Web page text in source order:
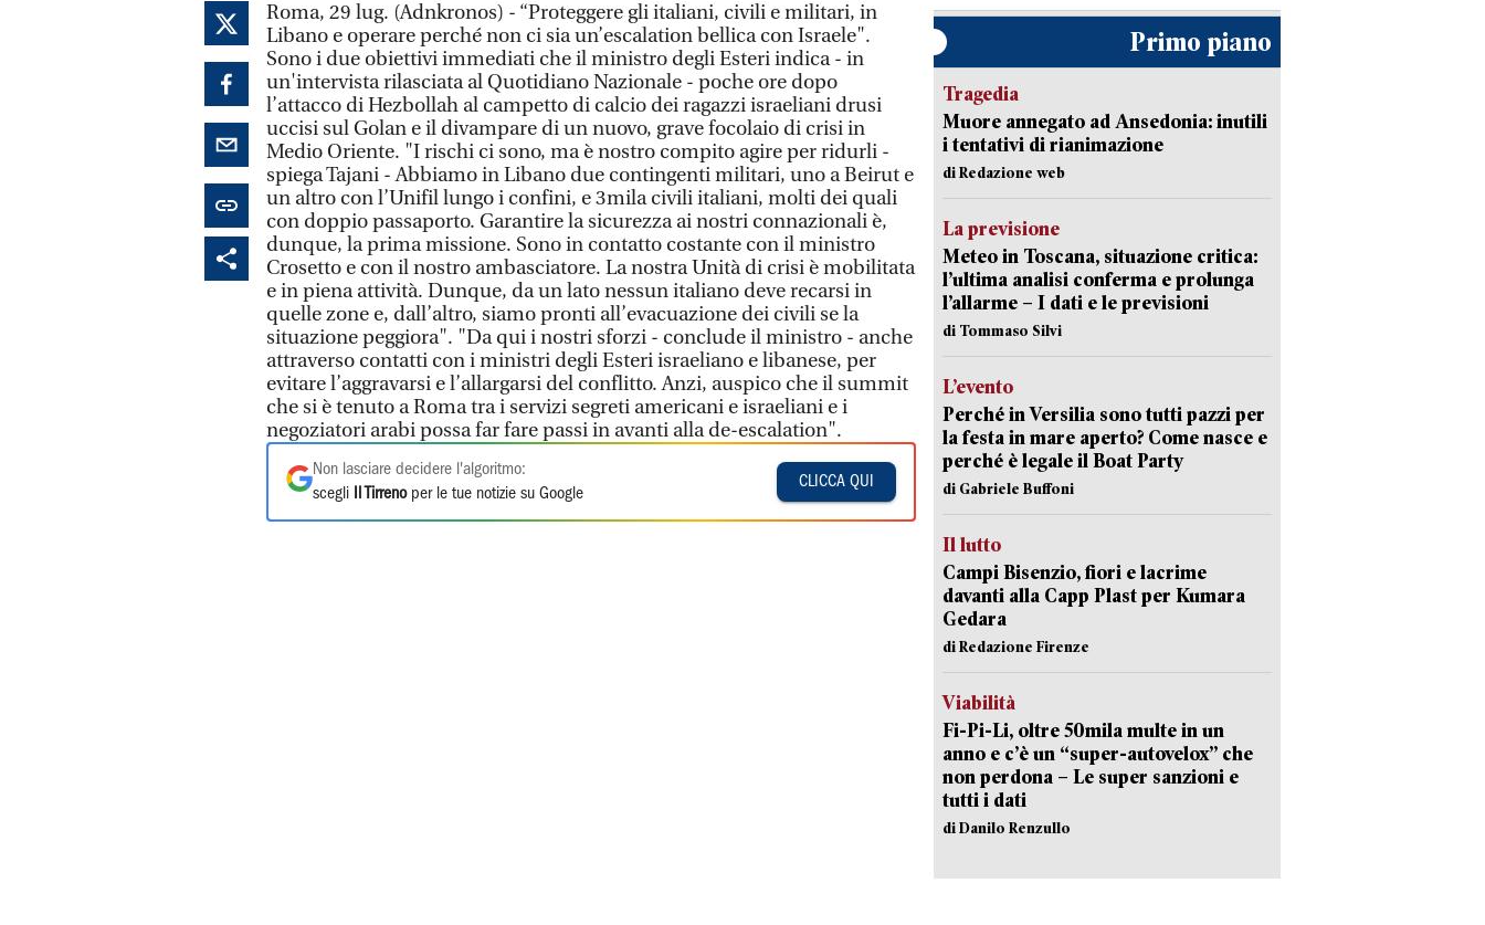
Roma, 29 lug. (Adnkronos) - “Proteggere gli italiani, civili e militari, in
Libano e operare perché non ci sia un’escalation bellica con Israele".
Sono i due obiettivi immediati che il ministro degli Esteri indica - in
un'intervista rilasciata al Quotidiano Nazionale - poche ore dopo
l’attacco di Hezbollah al campetto di calcio dei ragazzi israeliani drusi
uccisi sul Golan e il divampare di un nuovo, grave focolaio di crisi in
Medio Oriente. "I rischi ci sono, ma è nostro compito agire per ridurli -
spiega Tajani - Abbiamo in Libano due contingenti militari, uno a Beirut e
un altro con l’Unifil lungo i confini, e 3mila civili italiani, molti dei quali
con doppio passaporto. Garantire la sicurezza ai nostri connazionali è,
dunque, la prima missione. Sono in contatto costante con il ministro
Crosetto e con il nostro ambasciatore. La nostra Unità di crisi è mobilitata
e in piena attività. Dunque, da un lato nessun italiano deve recarsi in
quelle zone e, dall’altro, siamo pronti all’evacuazione dei civili se la
situazione peggiora". "Da qui i nostri sforzi - conclude il ministro - anche
attraverso contatti con i ministri degli Esteri israeliano e libanese, per
evitare l’aggravarsi e l’allargarsi del conflitto. Anzi, auspico che il summit
che si è tenuto a Roma tra i servizi segreti americani e israeliani e i
negoziatori arabi possa far fare passi in avanti alla de-escalation".
Non lasciare decidere l'algoritmo:
scegli
Il Tirrenoper le tue notizie su Google
CLICCA QUI
Primo piano
Tragedia
Muore annegato ad Ansedonia: inutili
i tentativi di rianimazione
di Redazione web
La previsione
Meteo in Toscana, situazione critica:
l’ultima analisi conferma e prolunga
l’allarme – I dati e le previsioni
di Tommaso Silvi
L’evento
Perché in Versilia sono tutti pazzi per
la festa in mare aperto? Come nasce e
perché è legale il Boat Party
di Gabriele Buffoni
Il lutto
Campi Bisenzio, fiori e lacrime
davanti alla Capp Plast per Kumara
Gedara
di Redazione Firenze
Viabilità
Fi-Pi-Li, oltre 50mila multe in un
anno e c’è un “super-autovelox” che
non perdona – Le super sanzioni e
tutti i dati
di Danilo Renzullo